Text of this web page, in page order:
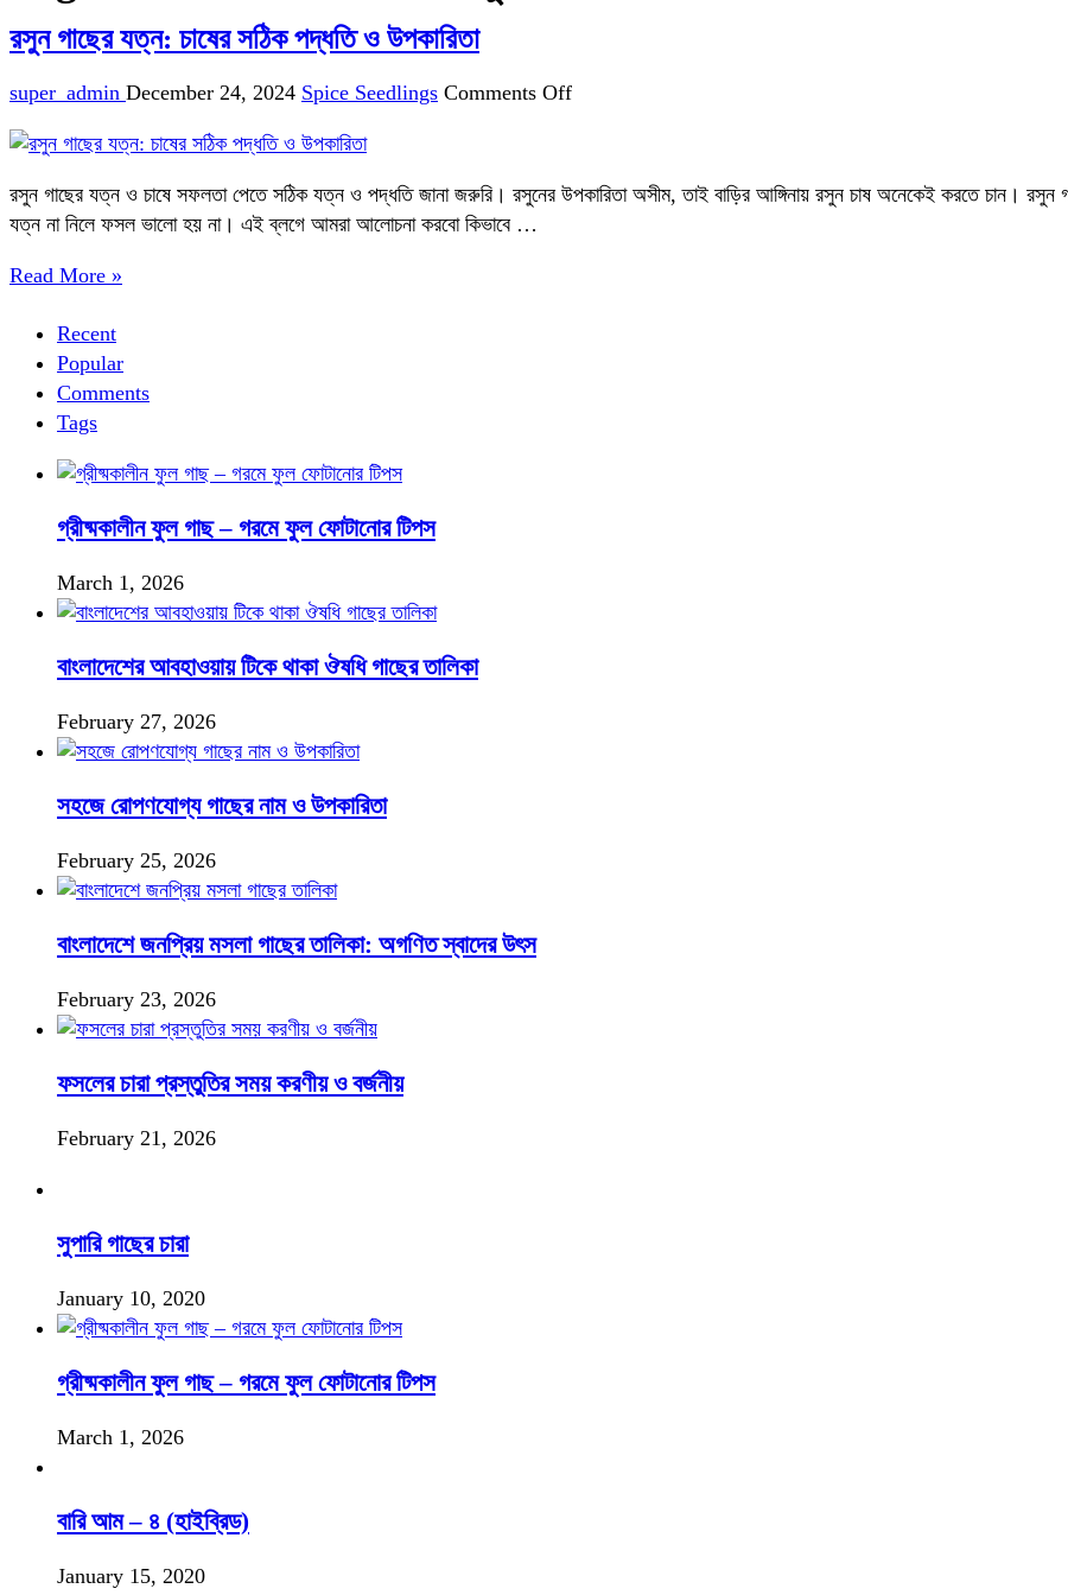
রসুন গাছের যত্ন: চাষের সঠিক পদ্ধতি ও উপকারিতা
super_admin December 24, 2024 Spice Seedlings Comments Offon
যত্ন:
চাষের
রসুন গাছের যত্ন ও চাষে সফলতা পেতে সঠিক যত্ন ও পদ্ধতি জানা জরুরি। রসুনের উপকারিতা অসীম, তাই বাড়ির আঙ্গিনায় রসুন চাষ অনেকেই করতে চান। রসুন
যত্ন না নিলে ফসল ভালো হয় না। এই ব্লগে আমরা আলোচনা করবো কিভাবে …
Read More »
Recent
Popular
Comments
Tags
গ্রীষ্মকালীন ফুল গাছ – গরমে ফুল ফোটানোর টিপস
March 1, 2026
বাংলাদেশের আবহাওয়ায় টিকে থাকা ঔষধি গাছের তালিকা
February 27, 2026
সহজে রোপণযোগ্য গাছের নাম ও উপকারিতা
February 25, 2026
বাংলাদেশে জনপ্রিয় মসলা গাছের তালিকা: অগণিত স্বাদের উৎস
February 23, 2026
ফসলের চারা প্রস্তুতির সময় করণীয় ও বর্জনীয়
February 21, 2026
সুপারি গাছের চারা
January 10, 2020
গ্রীষ্মকালীন ফুল গাছ – গরমে ফুল ফোটানোর টিপস
March 1, 2026
বারি আম – ৪ (হাইব্রিড)
January 15, 2020